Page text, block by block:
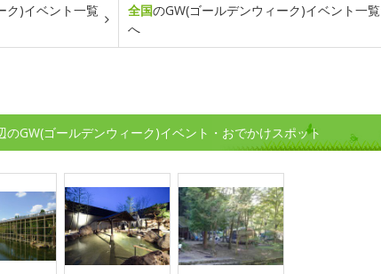
ク)イベント一覧
全国のGW(ゴールデンウィーク)イベント一覧
へ
GW(ゴールデンウィーク)イベント・おでかけスポット